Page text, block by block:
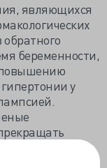
являющихся
беременности,
повышению
у